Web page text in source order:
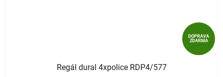
DOPRAVA
ZDARMA
Regál dural 4xpolice RDP4/577